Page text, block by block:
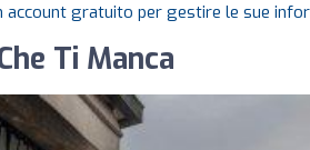
account gratuito per gestire le sue
Ti Manca